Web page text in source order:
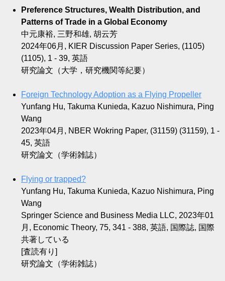
Preference Structures, Wealth Distribution, and
Patterns of Trade in a Global Economy
中元康裕, 三野和雄, 胡云芳
2024年06月, KIER Discussion Paper Series, (1105)
(1105), 1 - 39, 英語
研究論文（大学，研究機関等紀要）
Foreign Technology Adoption as a Flying Propeller
Yunfang Hu, Takuma Kunieda, Kazuo Nishimura, Ping
Wang
2023年04月, NBER Wokring Paper, (31159) (31159), 1 -
45, 英語
研究論文（学術雑誌）
Flying or trapped?
Yunfang Hu, Takuma Kunieda, Kazuo Nishimura, Ping
Wang
Springer Science and Business Media LLC, 2023年01
月, Economic Theory, 75, 341 - 388, 英語, 国際誌, 国際
共著している
[査読有り]
研究論文（学術雑誌）